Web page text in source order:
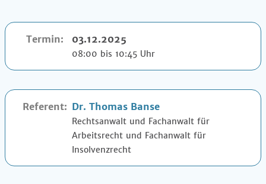
Termin: 03.12.2025
08:00 bis 10:45 Uhr
Referent: Dr. Thomas Banse
Rechtsanwalt und Fachanwalt für
Arbeitsrecht und Fachanwalt für
Insolvenzrecht